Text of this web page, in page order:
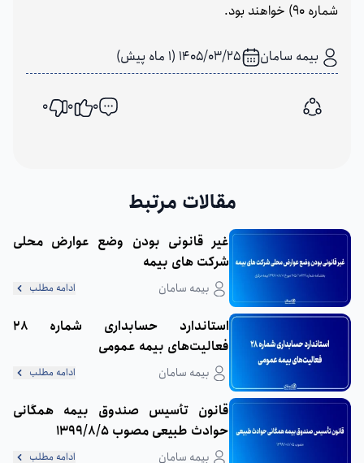
شماره 90) خواهند بود.
بیمه سامان 1405/03/25 (1 ماه پیش)
اشتراک گذاری
0
0
0
مقالات مرتبط
غیر قانونی بودن وضع عوارض محلی
شرکت های بیمه
بیمه سامان ادامه مطلب
استاندارد حسابداری شماره 28
فعالیت‌های بیمه عمومی
بیمه سامان ادامه مطلب
قانون تأسیس صندوق بیمه همگانی
حوادث طبیعی مصوب 1399/8/5
بیمه سامان ادامه مطلب